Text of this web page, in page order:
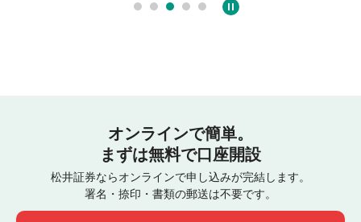
オンラインで簡単。
まずは無料で口座開設
松井証券ならオンラインで申し込みが完結します。
署名・捺印・書類の郵送は不要です。